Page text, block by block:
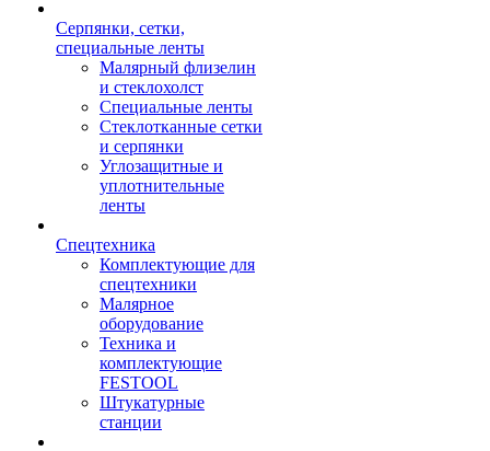
Серпянки, сетки,
специальные ленты
Малярный флизелин
и стеклохолст
Специальные ленты
Стеклотканные сетки
и серпянки
Углозащитные и
уплотнительные
ленты
Спецтехника
Комплектующие для
спецтехники
Малярное
оборудование
Техника и
комплектующие
FESTOOL
Штукатурные
станции